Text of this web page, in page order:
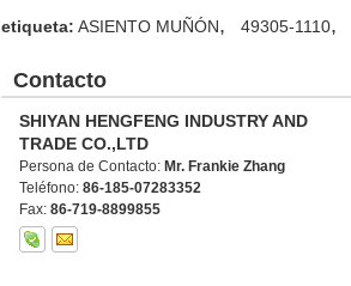
etiqueta: ASIENTO MUÑÓN, 49305-1110,
Contacto
SHIYAN HENGFENG INDUSTRY AND
TRADE CO.,LTD
Persona de Contacto: Mr. Frankie Zhang
Teléfono: 86-185-07283352
Fax: 86-719-8899855